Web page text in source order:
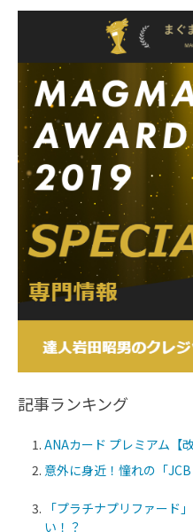
記事ランキング
ANAカード プレミアム【改
意外に身近！憧れの「JCB
「プラチナプリファード
い！？